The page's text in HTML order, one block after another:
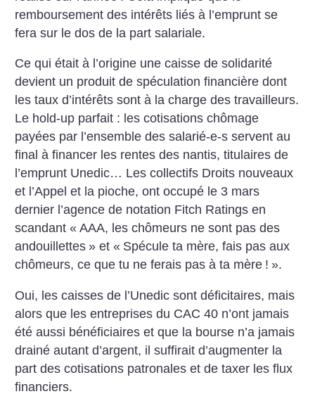
remboursement des intérêts liés à l’emprunt se
fera sur le dos de la part salariale.
Ce qui était à l’origine une caisse de solidarité
devient un produit de spéculation financière dont
les taux d’intérêts sont à la charge des travailleurs.
Le hold-up parfait : les cotisations chômage
payées par l’ensemble des salarié-e-s servent au
final à financer les rentes des nantis, titulaires de
l’emprunt Unedic… Les collectifs Droits nouveaux
et l’Appel et la pioche, ont occupé le 3 mars
dernier l’agence de notation Fitch Ratings en
scandant « AAA, les chômeurs ne sont pas des
andouillettes » et « Spécule ta mère, fais pas aux
chômeurs, ce que tu ne ferais pas à ta mère ! ».
Oui, les caisses de l’Unedic sont déficitaires, mais
alors que les entreprises du CAC 40 n’ont jamais
été aussi bénéficiaires et que la bourse n’a jamais
drainé autant d’argent, il suffirait d’augmenter la
part des cotisations patronales et de taxer les flux
financiers.